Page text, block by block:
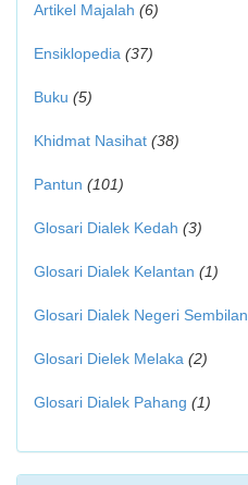
Artikel Majalah (6)
Ensiklopedia (37)
Buku (5)
Khidmat Nasihat (38)
Pantun (101)
Glosari Dialek Kedah (3)
Glosari Dialek Kelantan (1)
Glosari Dialek Negeri Sembilan
Glosari Dielek Melaka (2)
Glosari Dialek Pahang (1)